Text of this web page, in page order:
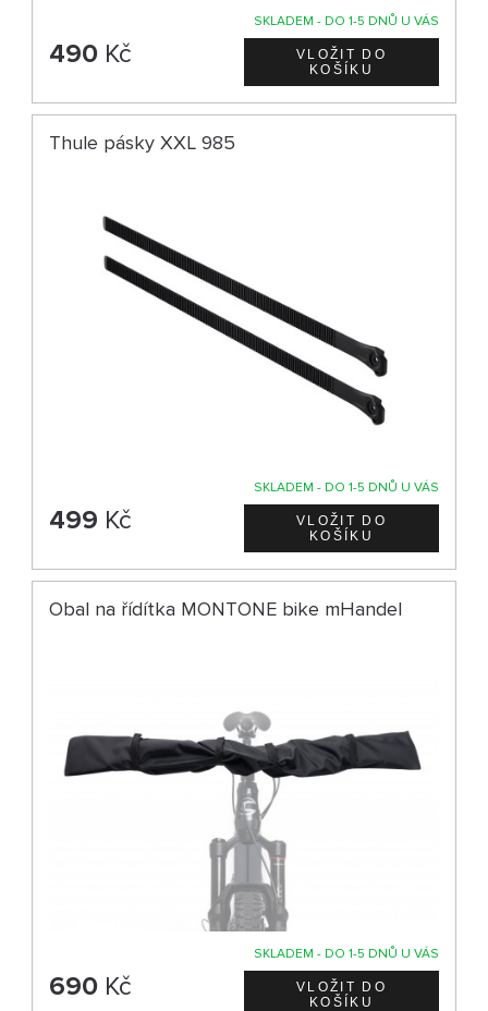
SKLADEM - DO 1-5 DNŮ U VÁS
490 Kč
Thule pásky XXL 985
SKLADEM - DO 1-5 DNŮ U VÁS
499 Kč
Obal na řídítka MONTONE bike mHandel
SKLADEM - DO 1-5 DNŮ U VÁS
690 Kč